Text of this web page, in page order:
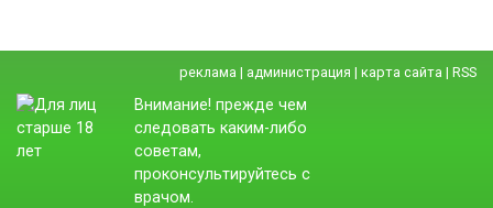
реклама | администрация | карта сайта | RSS
Внимание! прежде чем
следовать каким-либо
советам,
проконсультируйтесь с
врачом.